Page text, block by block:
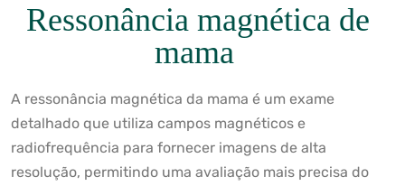
Ressonância magnética de
mama
A ressonância magnética da mama é um exame
detalhado que utiliza campos magnéticos e
radiofrequência para fornecer imagens de alta
resolução, permitindo uma avaliação mais precisa do